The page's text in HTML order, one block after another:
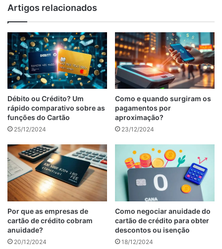
Artigos relacionados
Débito ou Crédito? Um
rápido comparativo sobre as
funções do Cartão
25/12/2024
Como e quando surgiram os
pagamentos por
aproximação?
23/12/2024
Por que as empresas de
cartão de crédito cobram
anuidade?
20/12/2024
Como negociar anuidade do
cartão de crédito para obter
descontos ou isenção
18/12/2024